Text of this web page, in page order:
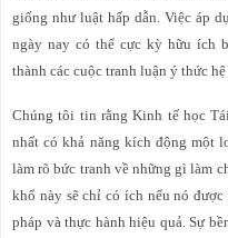
giống như luật hấp dẫn. Việc áp
ngày nay có thể cực kỳ hữu ích
thành các cuộc tranh luận ý thức
Chúng tôi tin rằng Kinh tế học
nhất có khả năng kích động một
làm rõ bức tranh về những gì làm
khổ này sẽ chỉ có ích nếu nó
pháp và thực hành hiệu quả. Sự